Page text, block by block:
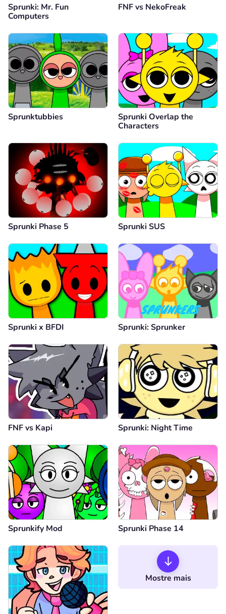
Sprunki: Mr. Fun
Computers
FNF vs NekoFreak
Sprunktubbies
Sprunki Overlap the
Characters
Sprunki Phase 5 Sprunki SUS
Sprunki x BFDI Sprunki: Sprunker
FNF vs Kapi Sprunki: Night Time
Sprunkify Mod Sprunki Phase 14
Mostre mais